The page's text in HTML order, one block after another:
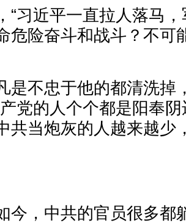
“习近平一直拉人落马
危险奋斗和战斗？不可
是不忠于他的都清洗掉
党的人个个都是阳奉
共当炮灰的人越来越少
今，中共的官员很多都